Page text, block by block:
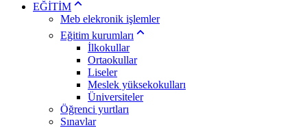
EĞİTİM
Meb elekronik işlemler
Eğitim kurumları
İlkokullar
Ortaokullar
Liseler
Meslek yüksekokulları
Üniversiteler
Öğrenci yurtları
Sınavlar